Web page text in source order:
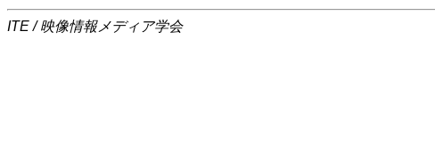
ITE / 映像情報メディア学会